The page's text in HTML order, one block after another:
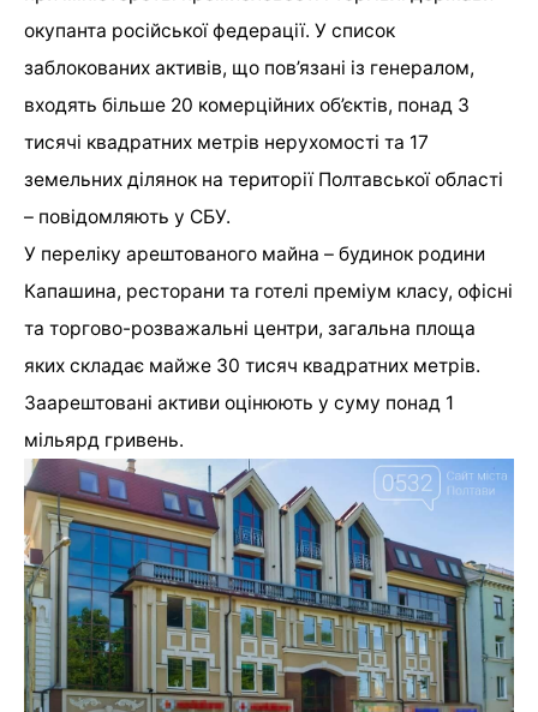
окупанта російської федерації. У список
заблокованих активів, що пов’язані із генералом,
входять більше 20 комерційних об’єктів, понад 3
тисячі квадратних метрів нерухомості та 17
земельних ділянок на території Полтавської області
– повідомляють у СБУ.
У переліку арештованого майна – будинок родини
Капашина, ресторани та готелі преміум класу, офісні
та торгово-розважальні центри, загальна площа
яких складає майже 30 тисяч квадратних метрів.
Заарештовані активи оцінюють у суму понад 1
мільярд гривень.